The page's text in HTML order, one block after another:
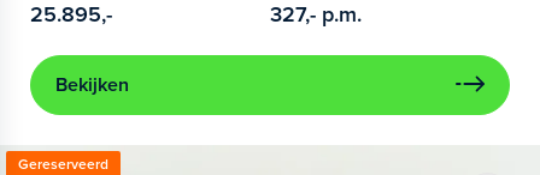
25.895,- 327,- p.m.
Bekijken
Gereserveerd